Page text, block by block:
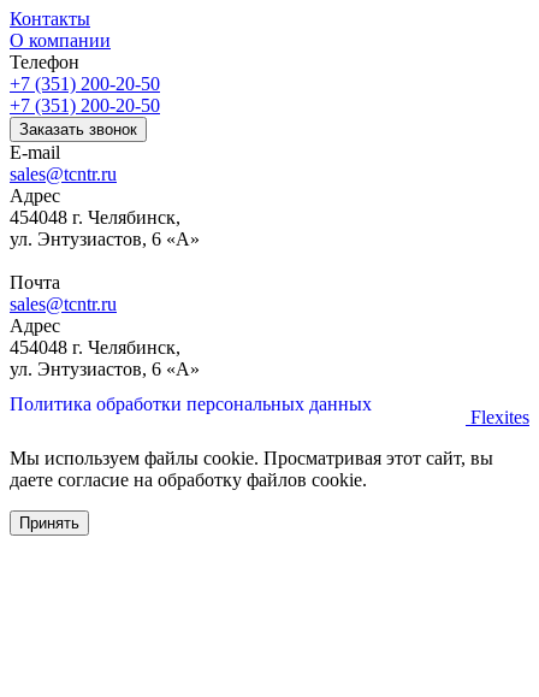
Контакты
О компании
Телефон
+7 (351) 200-20-50
+7 (351) 200-20-50
Заказать звонок
E-mail
sales@tcntr.ru
Адрес
454048 г. Челябинск,
ул. Энтузиастов, 6 «А»
Почта
sales@tcntr.ru
Адрес
454048 г. Челябинск,
ул. Энтузиастов, 6 «А»
Политика обработки персональных данных
Flexites
Мы используем файлы cookie. Просматривая этот сайт, вы
даете согласие на обработку файлов cookie.
Принять